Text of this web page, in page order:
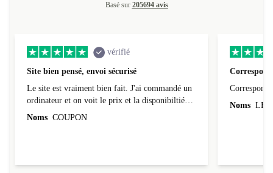
Basé sur 205694 avis
vérifié
Site bien pensé, envoi sécurisé
Le site est vraiment bien fait. J'ai commandé un
ordinateur et on voit le prix et la disponibiltié
évoluer au fil des caractéristiques choisies.
Noms COUPON
Correspond
Noms LEO